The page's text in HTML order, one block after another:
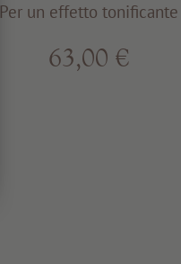
Per un effetto tonificante
63,00 €